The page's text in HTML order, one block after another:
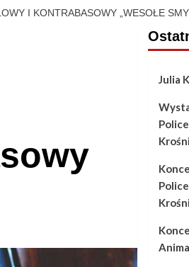
I KONTRABASOWY „WESOŁE
Julia